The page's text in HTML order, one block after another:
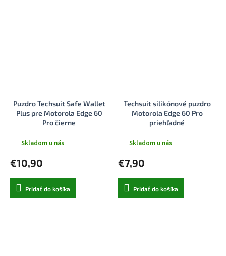
Puzdro Techsuit Safe Wallet
Plus pre Motorola Edge 60
Pro čierne
Skladom u nás
€10,90
Pridať do košíka
Techsuit silikónové puzdro
Motorola Edge 60 Pro
priehľadné
Skladom u nás
€7,90
Pridať do košíka